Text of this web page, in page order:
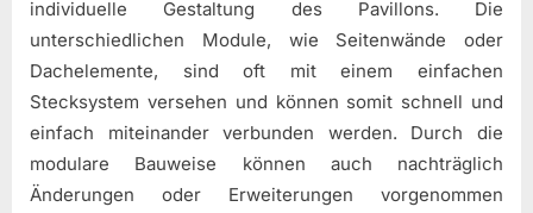
individuelle Gestaltung des Pavillons. Die
unterschiedlichen Module, wie Seitenwände oder
Dachelemente, sind oft mit einem einfachen
Stecksystem versehen und können somit schnell und
einfach miteinander verbunden werden. Durch die
modulare Bauweise können auch nachträglich
Änderungen oder Erweiterungen vorgenommen